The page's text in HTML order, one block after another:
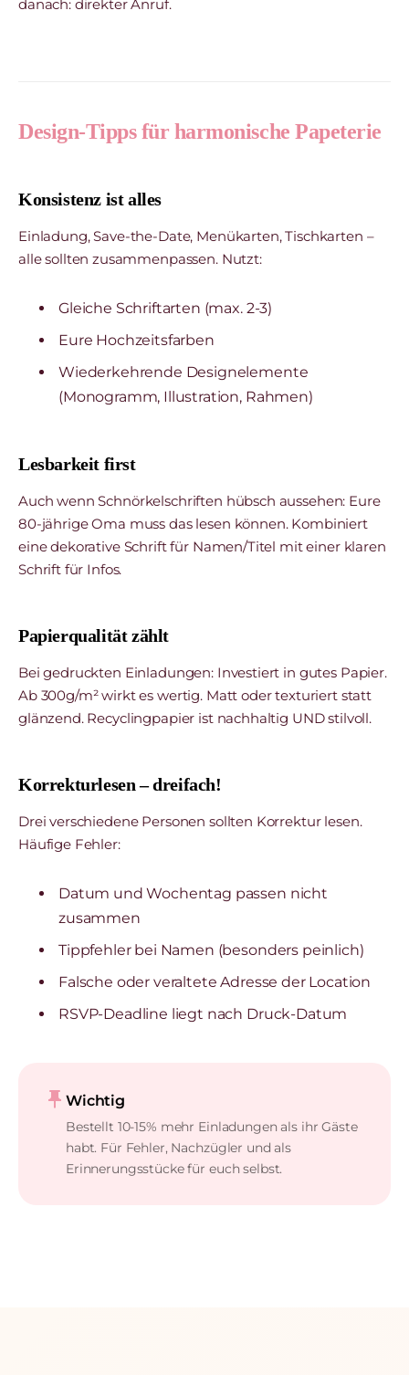
danach: direkter Anruf.
Design-Tipps für harmonische Papeterie
Konsistenz ist alles
Einladung, Save-the-Date, Menükarten, Tischkarten –
alle sollten zusammenpassen. Nutzt:
Gleiche Schriftarten (max. 2-3)
Eure Hochzeitsfarben
Wiederkehrende Designelemente
(Monogramm, Illustration, Rahmen)
Lesbarkeit first
Auch wenn Schnörkelschriften hübsch aussehen: Eure
80-jährige Oma muss das lesen können. Kombiniert
eine dekorative Schrift für Namen/Titel mit einer klaren
Schrift für Infos.
Papierqualität zählt
Bei gedruckten Einladungen: Investiert in gutes Papier.
Ab 300g/m² wirkt es wertig. Matt oder texturiert statt
glänzend. Recyclingpapier ist nachhaltig UND stilvoll.
Korrekturlesen – dreifach!
Drei verschiedene Personen sollten Korrektur lesen.
Häufige Fehler:
Datum und Wochentag passen nicht
zusammen
Tippfehler bei Namen (besonders peinlich)
Falsche oder veraltete Adresse der Location
RSVP-Deadline liegt nach Druck-Datum
push_pin Wichtig
Bestellt 10-15% mehr Einladungen als ihr Gäste
habt. Für Fehler, Nachzügler und als
Erinnerungsstücke für euch selbst.